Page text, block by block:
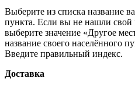
Выберите из списка название
пункта. Если вы не нашли свой
выберите значение «Другое
название своего населённого
Введите правильный индекс.
Доставка